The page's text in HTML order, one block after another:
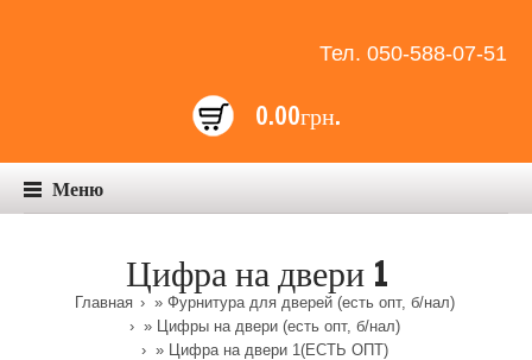
Тел. 050-588-07-51
0.00грн.
Меню
Цифра на двери 1
Главная » Фурнитура для дверей (есть опт, б/нал)
» Цифры на двери (есть опт, б/нал)
» Цифра на двери 1(ЕСТЬ ОПТ)